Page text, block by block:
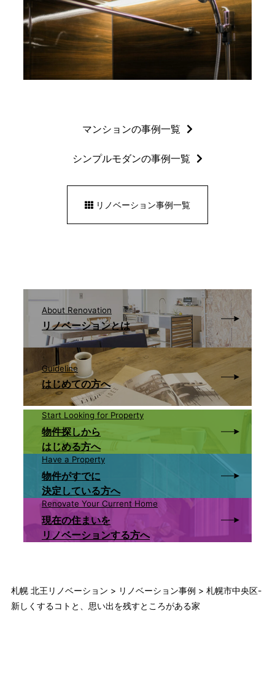
マンションの事例一覧
シンプルモダンの事例一覧
リノベーション事例一覧
About Renovation
リノベーションとは
Guideline
はじめての方へ
Start Looking for Property
物件探しから
はじめる方へ
Have a Property
物件がすでに
決定している方へ
Renovate Your Current Home
現在の住まいを
リノベーションする方へ
札幌 北王リノベーション > リノベーション事例 > 札幌市中央区-
新しくするコトと、思い出を残すところがある家